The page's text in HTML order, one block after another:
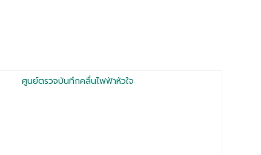
ศูนย์ตรวจบันทึกคลื่นไฟฟ้าหัวใจ